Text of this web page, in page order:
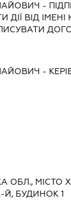
-
ДІЇ ВІД
-
ОБЛ., МІСТО
Й, БУДИНОК 1